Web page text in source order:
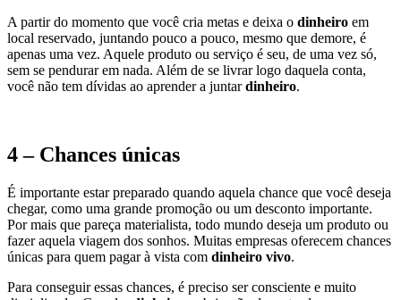
A partir do momento que você cria metas e deixa o dinheiro em
local reservado, juntando pouco a pouco, mesmo que demore, é
apenas uma vez. Aquele produto ou serviço é seu, de uma vez só,
sem se pendurar em nada. Além de se livrar logo daquela conta,
você não tem dívidas ao aprender a juntardinheiro.
4 – Chances únicas
É importante estar preparado quando aquela chance que você deseja
chegar, como uma grande promoção ou um desconto importante.
Por mais que pareça materialista, todo mundo deseja um produto ou
fazer aquela viagem dos sonhos. Muitas empresas oferecem chances
únicas para quem pagar à vista com dinheiro vivo.
Para conseguir essas chances, é preciso ser consciente e muito